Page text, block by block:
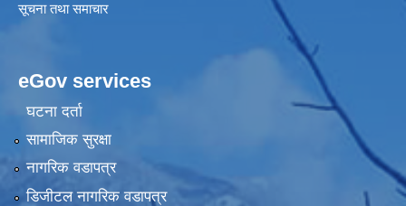
सूचना तथा समाचार
eGov services
घटना दर्ता
सामाजिक सुरक्षा
नागरिक वडापत्र
डिजीटल नागरिक वडापत्र